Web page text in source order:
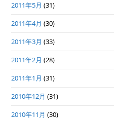
2011年5月 (31)
2011年4月 (30)
2011年3月 (33)
2011年2月 (28)
2011年1月 (31)
2010年12月 (31)
2010年11月 (30)